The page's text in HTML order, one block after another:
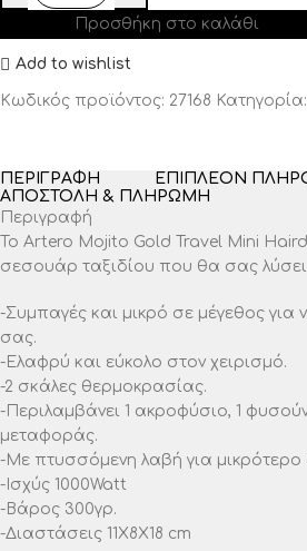
Προσθήκη στο καλάθι
Add to wishlist
Κωδικός προϊόντος: 27168 Κατηγορία:
ΠΕΡΙΓΡΑΦΉ ΕΠΙΠΛΈΟΝ
ΑΠΟΣΤΟΛΉ & ΠΛΗΡΩΜΉ
Περιγραφή
Το Artero Mojito Gold Travel Mini
σεσουάρ ταξιδίου που θα σας λύσει
-Συμπαγές και μικρό σε μέγεθος για
σας.
-Ελαφρύ και εύκολο στον χειρισμό.
-2 σκάλες θερμοκρασίας.
-Περιλαμβάνει 1 ακροφύσιο, 1
μεταφοράς.
-Με πτυσσόμενη λαβή για μικρότερο
-Ισχύς 1000Watt
-Βάρος 300γρ.
-Διαστάσεις 11Χ8Χ18 cm